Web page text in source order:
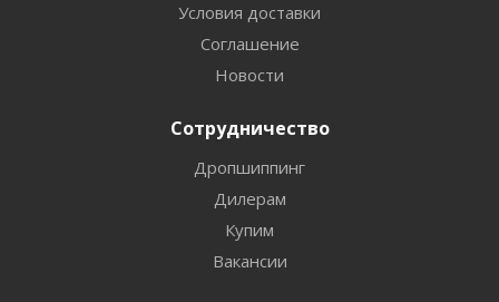
Условия доставки
Соглашение
Новости
Сотрудничество
Дропшиппинг
Дилерам
Купим
Вакансии